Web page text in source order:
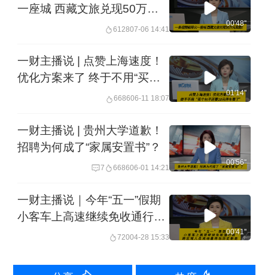
一座城 西藏文旅兑现50万元
612807-06 14:41
00'48''
一财主播说 | 点赞上海速度！
优化方案来了 终于不用“买个
包子还要10元停车费了”
668606-11 18:07
01'14''
一财主播说 | 贵州大学道歉！
招聘为何成了“家属安置书”？
7 668606-01 14:21
00'56''
一财主播说｜今年“五一”假期
小客车上高速继续免收通行费
全社会跨区域人员流动量将创
72004-28 15:33
00'41''